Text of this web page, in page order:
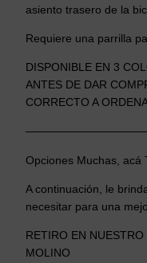
asiento trasero de la
Requiere una parrilla
DISPONIBLE EN 3
ANTES DE DAR
CORRECTO A
Opciones Muchas, acá
A continuación, le
necesitar para una
RETIRO EN
MOLINO